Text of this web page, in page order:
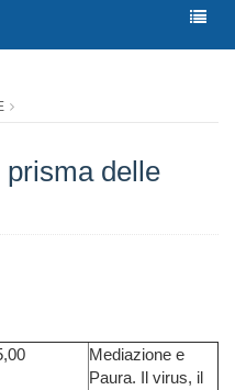
delle
Mediazione e
Paura. Il virus, il